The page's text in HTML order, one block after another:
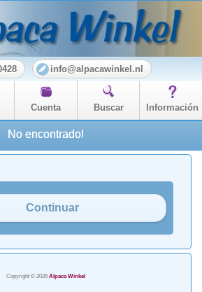
info@alpacawinkel.nl
Cuenta Buscar Información
No encontrado!
Continuar
Copyright © 2026 Alpaca Winkel